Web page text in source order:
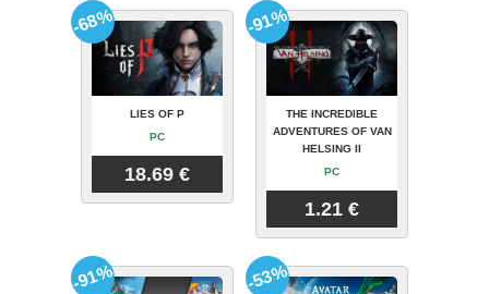
LIES OF P
PC
18.69 €
-68%
THE INCREDIBLE
ADVENTURES OF VAN
HELSING II
PC
1.21 €
-91%
-91% -53%